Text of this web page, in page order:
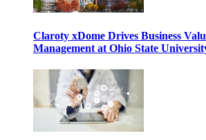
Claroty xDome Drives Business
Management at Ohio State